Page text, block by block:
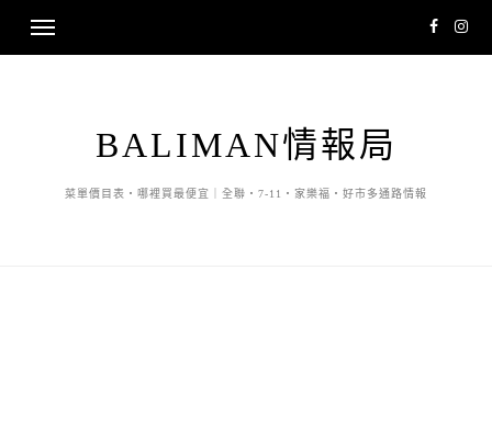
BALIMAN情報局
菜單價目表・哪裡買最便宜｜全聯・7-11・家樂福・好市多通路情報